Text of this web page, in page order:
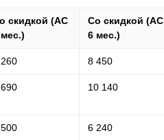
скидкой (АС
Со скидкой (АС
6 мес.)
8 450
10 140
6 240